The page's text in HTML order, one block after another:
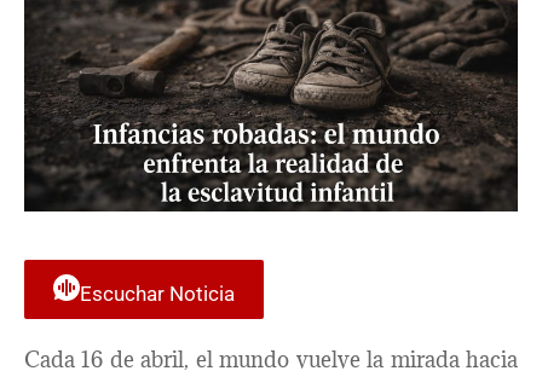
Escuchar Noticia
Cada 16 de abril, el mundo vuelve la mirada hacia